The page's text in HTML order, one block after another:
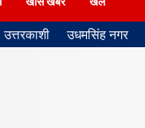
उत्तरकाशी उधमसिंह नगर